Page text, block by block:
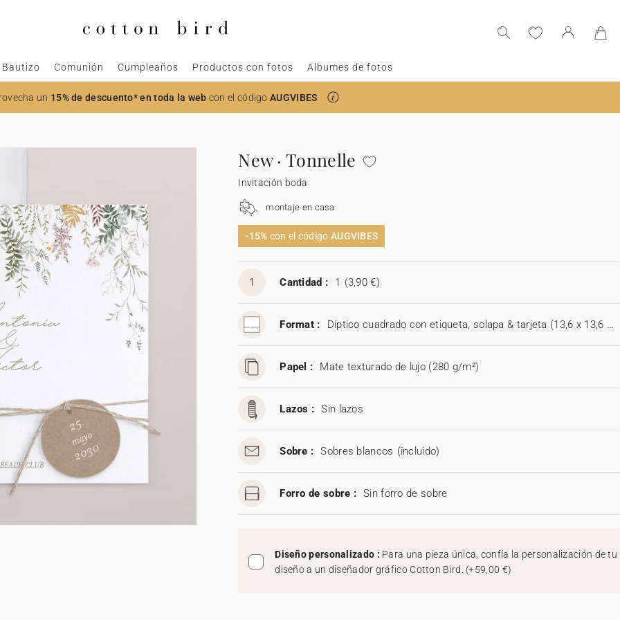
Bautizo Comunión Cumpleaños Productos con fotos Albumes de fotos
un 15% de descuento* en toda la web con el códigoAUGVIBES
New · Tonnelle
Invitación boda
montaje en casa
-15% con el código AUGVIBES
1 Cantidad : 1 (3,90 €)
Format : Díptico cuadrado con etiqueta, solapa & tarjeta (13,6 x 13,6 cm)
Papel : Mate texturado de lujo (280 g/m²)
Lazos : Sin lazos
Sobre : Sobres blancos (incluido)
Forro de sobre : Sin forro de sobre
Diseño personalizado : Para una pieza única, confía la personalización de tu
diseño a un diseñador gráfico Cotton Bird. (+59,00 €)